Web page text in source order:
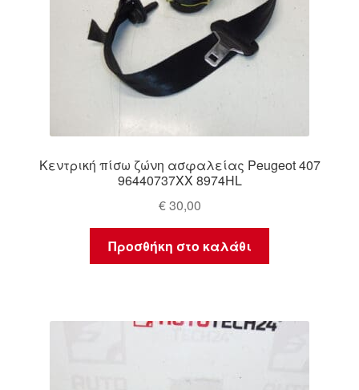
Κεντρική πίσω ζώνη ασφαλείας Peugeot 407
96440737XX 8974HL
€30,00
Προσθήκη στο καλάθι